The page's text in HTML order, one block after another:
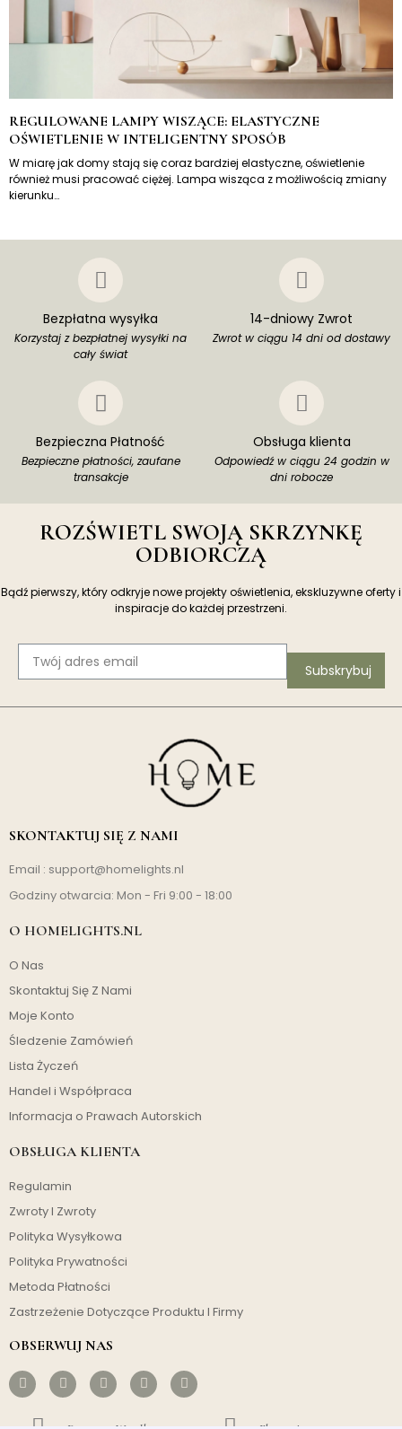
REGULOWANE LAMPY WISZĄCE: ELASTYCZNE
OŚWIETLENIE W INTELIGENTNY SPOSÓB
W miarę jak domy stają się coraz bardziej elastyczne, oświetlenie
również musi pracować ciężej. Lampa wisząca z możliwością zmiany
kierunku…
Bezpłatna wysyłka
Korzystaj z bezpłatnej wysyłki na
cały świat
14-dniowy Zwrot
Zwrot w ciągu 14 dni od dostawy
Bezpieczna Płatność
Bezpieczne płatności, zaufane
transakcje
Obsługa klienta
Odpowiedź w ciągu 24 godzin w
dni robocze
ROZŚWIETL SWOJĄ SKRZYNKĘ
ODBIORCZĄ
Bądź pierwszy, który odkryje nowe projekty oświetlenia, ekskluzywne oferty i
inspiracje do każdej przestrzeni.
Subskrybuj
SKONTAKTUJ SIĘ Z NAMI
Email : support@homelights.nl
Godziny otwarcia: Mon - Fri 9:00 - 18:00
O HOMELIGHTS.NL
O Nas
Skontaktuj Się Z Nami
Moje Konto
Śledzenie Zamówień
Lista Życzeń
Handel i Współpraca
Informacja o Prawach Autorskich
OBSŁUGA KLIENTA
Regulamin
Zwroty I Zwroty
Polityka Wysyłkowa
Polityka Prywatności
Metoda Płatności
Zastrzeżenie Dotyczące Produktu I Firmy
OBSERWUJ NAS